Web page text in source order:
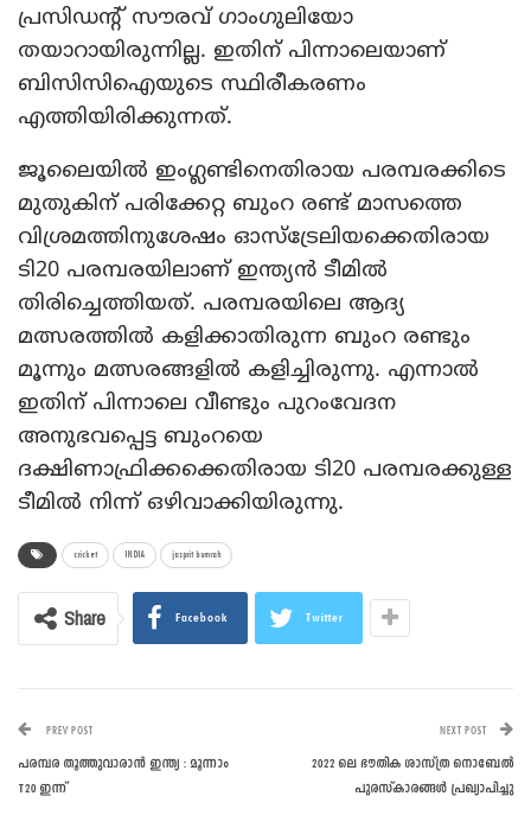
പ്രസിഡന്റ് സൗരവ് ഗാംഗുലിയോ
തയാറായിരുന്നില്ല. ഇതിന് പിന്നാലെയാണ്
ബിസിസിഐയുടെ സ്ഥിരീകരണം
എത്തിയിരിക്കുന്നത്.
ജൂലൈയില്‍ ഇംഗ്ലണ്ടിനെതിരായ പരമ്പരക്കിടെ
മുതുകിന് പരിക്കേറ്റ ബുംറ രണ്ട് മാസത്തെ
വിശ്രമത്തിനുശേഷം ഓസ്‌ട്രേലിയക്കെതിരായ
ടി20 പരമ്പരയിലാണ് ഇന്ത്യന്‍ ടീമില്‍
തിരിച്ചെത്തിയത്. പരമ്പരയിലെ ആദ്യ
മത്സരത്തില്‍ കളിക്കാതിരുന്ന ബുംറ രണ്ടും
മൂന്നും മത്സരങ്ങളില്‍ കളിച്ചിരുന്നു. എന്നാല്‍
ഇതിന് പിന്നാലെ വീണ്ടും പുറംവേദന
അനുഭവപ്പെട്ട ബുംറയെ
ദക്ഷിണാഫ്രിക്കക്കെതിരായ ടി20 പരമ്പരക്കുള്ള
ടീമില്‍ നിന്ന് ഒഴിവാക്കിയിരുന്നു.
cricket INDIA jasprit bumrah
Share Facebook Twitter
PREV POST
പരമ്പര തൂത്തുവാരാന്‍ ഇന്ത്യ : മൂന്നാം
T20 ഇന്ന്
NEXT POST
2022 ലെ ഭൗതിക ശാസ്ത്ര നൊബേല്‍
പുരസ്‌കാരങ്ങള്‍ പ്രഖ്യാപിച്ചു